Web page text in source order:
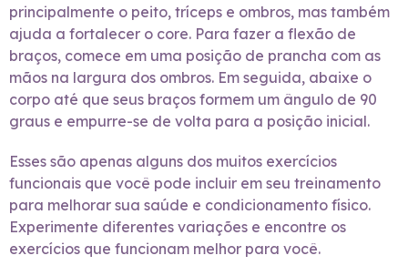
principalmente o peito, tríceps e ombros, mas também
ajuda a fortalecer o core. Para fazer a flexão de
braços, comece em uma posição de prancha com as
mãos na largura dos ombros. Em seguida, abaixe o
corpo até que seus braços formem um ângulo de 90
graus e empurre-se de volta para a posição inicial.
Esses são apenas alguns dos muitos exercícios
funcionais que você pode incluir em seu treinamento
para melhorar sua saúde e condicionamento físico.
Experimente diferentes variações e encontre os
exercícios que funcionam melhor para você.